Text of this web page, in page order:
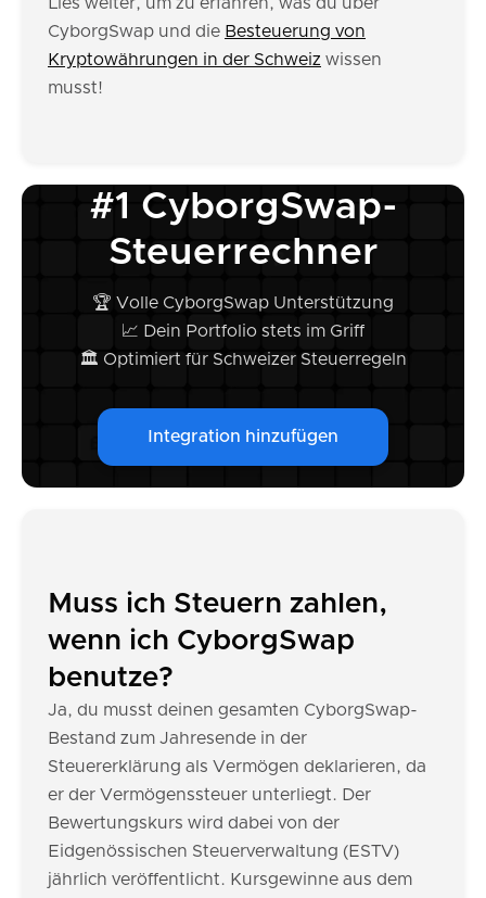
CyborgSwap und die Besteuerung von
Kryptowährungen in der Schweiz wissen
musst!
#1 CyborgSwap-
Steuerrechner
🏆 Volle CyborgSwap Unterstützung
📈 Dein Portfolio stets im Griff
🏛️ Optimiert für Schweizer Steuerregeln
Integration hinzufügen
Muss ich Steuern zahlen,
wenn ich CyborgSwap
benutze?
Ja, du musst deinen gesamten CyborgSwap-
Bestand zum Jahresende in der
Steuererklärung als Vermögen deklarieren, da
er der Vermögenssteuer unterliegt. Der
Bewertungskurs wird dabei von der
Eidgenössischen Steuerverwaltung (ESTV)
jährlich veröffentlicht. Kursgewinne aus dem